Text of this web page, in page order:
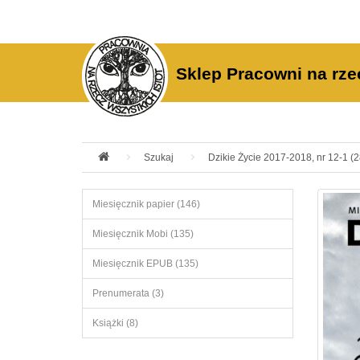
Sklep Pracowni na
Szukaj Dzikie Życie 2017-2018, nr 12-1
Miesięcznik papier (146)
Miesięcznik Mobi (135)
Miesięcznik EPUB (135)
Prenumerata (3)
Książki (8)